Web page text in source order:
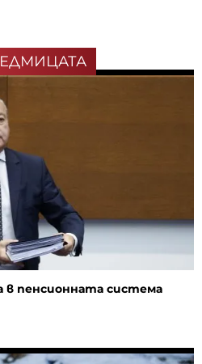
в пенсионната система